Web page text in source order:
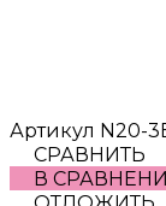
Артикул N20-
СРАВНИТЬ
В